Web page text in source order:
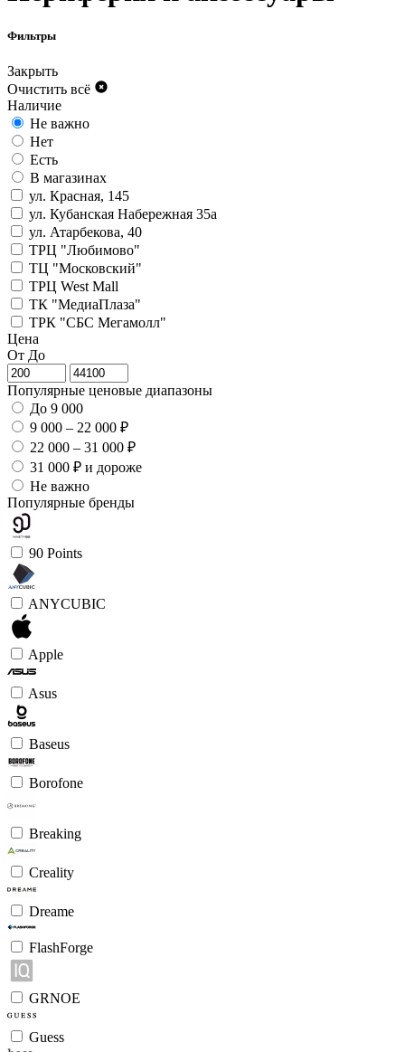
Фильтры
Закрыть
Очистить всё
Наличие
Не важно
Нет
Есть
В магазинах
ул. Красная, 145
ул. Кубанская Набережная 35а
ул. Атарбекова, 40
ТРЦ "Любимово"
ТЦ "Московский"
ТРЦ West Mall
ТК "МедиаПлаза"
ТРК "СБС Мегамолл"
Цена
От До
Популярные ценовые диапазоны
До 9 000
9 000 – 22 000 ₽
22 000 – 31 000 ₽
31 000 ₽ и дороже
Не важно
Популярные бренды
90 Points
ANYCUBIC
Apple
Asus
Baseus
Borofone
Breaking
Creality
Dreame
FlashForge
GRNOE
Guess